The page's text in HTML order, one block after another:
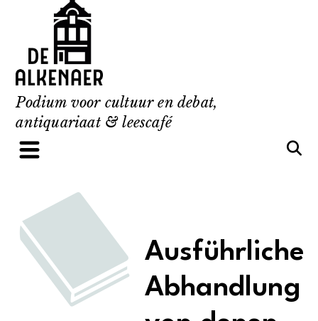
content
Podium voor cultuur en debat,
antiquariaat & leescafé
Ausführliche
Abhandlung